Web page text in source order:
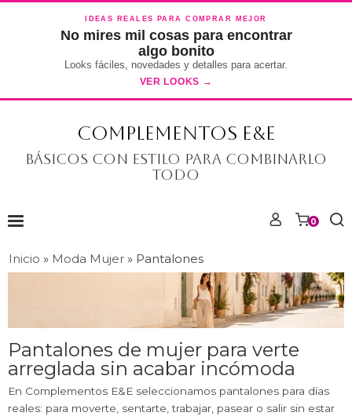
IDEAS REALES PARA COMPRAR MEJOR
No mires mil cosas para encontrar
algo bonito
Looks fáciles, novedades y detalles para acertar.
VER LOOKS →
COMPLEMENTOS E&E
Básicos con estilo para combinarlo
todo
0
Inicio » Moda Mujer » Pantalones
Pantalones de mujer para verte
arreglada sin acabar incómoda
En Complementos E&E seleccionamos pantalones para días
reales: para moverte, sentarte, trabajar, pasear o salir sin estar